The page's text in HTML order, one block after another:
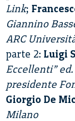
Link;
Giannino
ARC
parte 2: Luigi
Eccellenti”
presidente
Giorgio De
Milano